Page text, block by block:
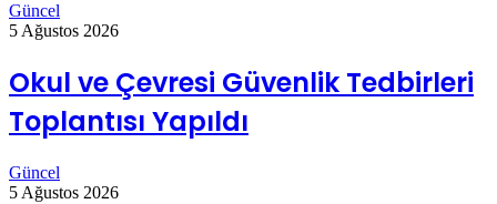
Güncel
5 Ağustos 2026
Okul ve Çevresi Güvenlik Tedbirleri
Toplantısı Yapıldı
Güncel
5 Ağustos 2026